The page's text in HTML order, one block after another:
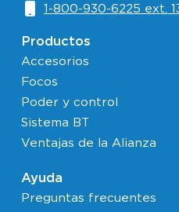
1-800-930-6225 ext.
Productos
Accesorios
Focos
Poder y control
Sistema BT
Ventajas de la Alianza
Ayuda
Preguntas frecuentes